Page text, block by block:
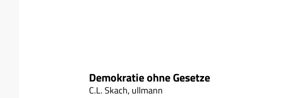
Demokratie ohne Gesetze
C.L. Skach, ullmann